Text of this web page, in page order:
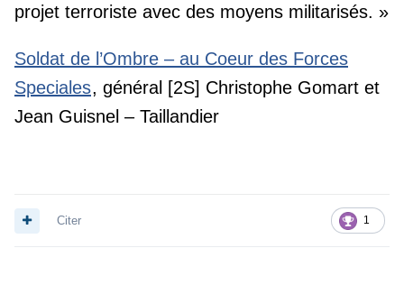
projet terroriste avec des moyens militarisés. »
Soldat de l’Ombre – au Coeur des Forces
Speciales, général [2S] Christophe Gomart et
Jean Guisnel – Taillandier
1
Citer